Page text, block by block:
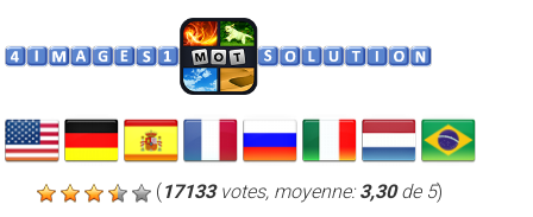
(17133votes, moyenne:3,30de 5)